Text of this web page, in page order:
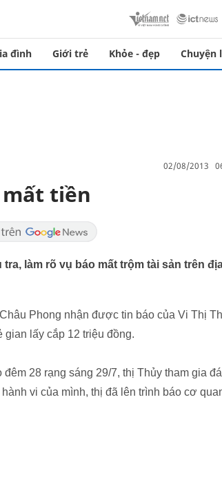
đình Giới trẻ Khỏe - đẹp Chuyện
02/08/2013
mất tiền
làm rõ vụ báo mất trộm tài sản trên
Phong nhận được tin báo của Vi Thị
lấy cắp 12 triệu đồng.
28 rạng sáng 29/7, thị Thủy tham gia
vi của mình, thị đã lên trình báo cơ